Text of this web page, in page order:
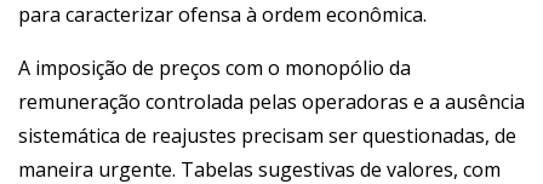
para caracterizar ofensa à ordem econômica.
A imposição de preços com o monopólio da
remuneração controlada pelas operadoras e a ausência
sistemática de reajustes precisam ser questionadas, de
maneira urgente. Tabelas sugestivas de valores, com